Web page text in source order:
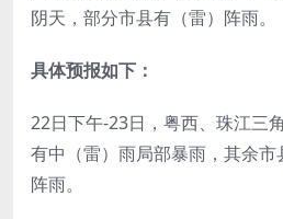
阴天，部分市县有（雷）阵雨。
具体预报如下：
22日下午-23日，粤西、珠江三
有中（雷）雨局部暴雨，其余市
阵雨。